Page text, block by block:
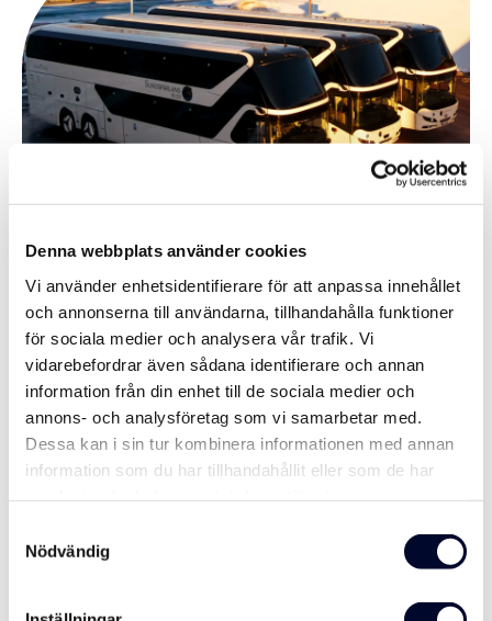
Denna webbplats använder cookies
Vi använder enhetsidentifierare för att anpassa innehållet
och annonserna till användarna, tillhandahålla funktioner
för sociala medier och analysera vår trafik. Vi
vidarebefordrar även sådana identifierare och annan
information från din enhet till de sociala medier och
annons- och analysföretag som vi samarbetar med.
Dessa kan i sin tur kombinera informationen med annan
information som du har tillhandahållit eller som de har
Nödvändig